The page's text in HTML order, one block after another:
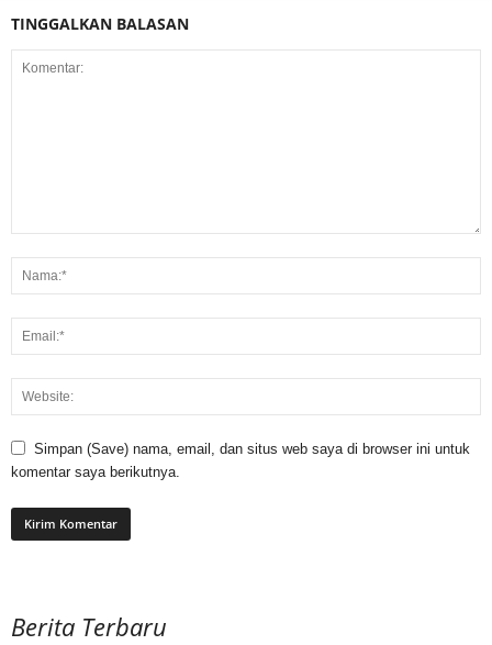
TINGGALKAN BALASAN
Simpan (Save) nama, email, dan situs web saya di browser ini untuk
komentar saya berikutnya.
Berita Terbaru